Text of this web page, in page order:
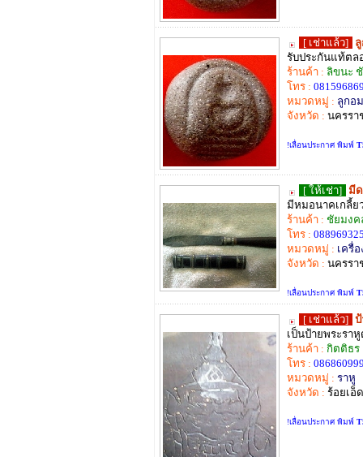
[ เช่าแล้ว]
รับประกันแท้ตล
ร้านค้า : ลิขนะ
โทร :
หมวดหมู่ : ลูกอ
จังหวัด : นครรา
!เลื่อนประกาศ พิมพ์
[ ให้เช่า] มี
มีหมอนาคเกลี้ย
ร้านค้า : ชัยมงค
โทร :
หมวดหมู่ : เครื่
จังหวัด : นครรา
!เลื่อนประกาศ พิมพ์
[ เช่าแล้ว] ป้
เป็นป้ายพระรา
ร้านค้า : กิตติธร
โทร :
หมวดหมู่ : ราหู
จังหวัด : ร้อยเอ็ด
!เลื่อนประกาศ พิมพ์